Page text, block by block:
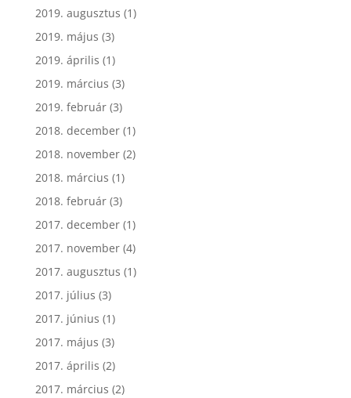
2019. augusztus (1)
2019. május (3)
2019. április (1)
2019. március (3)
2019. február(3)
2018. december(1)
2018. november(2)
2018. március (1)
2018. február(3)
2017. december(1)
2017. november(4)
2017. augusztus (1)
2017. július (3)
2017. június (1)
2017. május (3)
2017. április (2)
2017. március (2)